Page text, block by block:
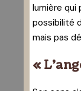
lumière
possibilité
mais pas
«